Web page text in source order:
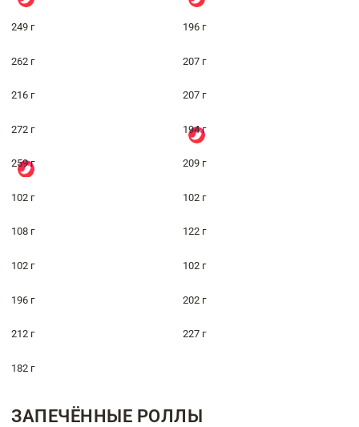
249 г 196 г
262 г 207 г
216 г 207 г
272 г 194 г
259 г 209 г
102 г 102 г
108 г 122 г
102 г 102 г
196 г 202 г
212 г 227 г
182 г
ЗАПЕЧЁННЫЕ РОЛЛЫ